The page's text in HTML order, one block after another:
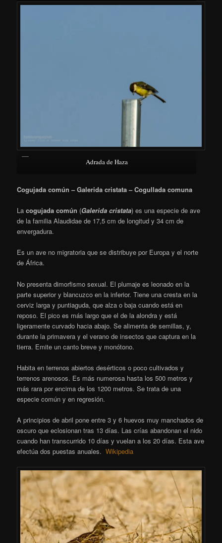
Adrada de Haza
Cogujada común – Galerida cristata – Cogullada comuna
Lacogujada común (Galerida cristata) es una especie de ave
de la familia Alaudidae de 17,5 cm de longitud y 34 cm de
envergadura.
Es un ave no migratoria que se distribuye por Europa y el norte
de África.
No presenta dimorfismo sexual. El plumaje es leonado en la
parte superior y blancuzco en la inferior. Tiene una cresta en la
cerviz larga y puntiaguda, que alza o baja cuando está en
reposo. El pico es más largo que el de la alondra y está
ligeramente curvado hacia abajo. Se alimenta de semillas, y,
durante la primavera y el verano de insectos que captura en la
tierra. Emite un canto breve y monótono.
Habita en terrenos abiertos desérticos o poco cultivados y
terrenos arenosos. Es más numerosa hasta los 500 metros y
más rara por encima de los 1200 metros. Se trata de una
especie común y en regresión.
A principios de abril pone entre 3 y 6 huevos muy manchados de
oscuro que eclosionan tras 13 días. Las crías abandonan el nido
cuando han transcurrido 10 días y vuelan a los 20 días. Esta ave
efectúa dos puestas anuales.Wikipedia